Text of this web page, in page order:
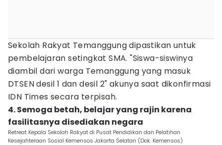
Sekolah Rakyat Temanggung dipastikan untuk
pembelajaran setingkat SMA. "Siswa-siswinya
diambil dari warga Temanggung yang masuk
DTSEN desil 1 dan desil 2" akunya saat dikonfirmasi
IDN Times secara terpisah.
4. Semoga betah, belajar yang rajin karena
fasilitasnya disediakan negara
Retreat Kepala Sekolah Rakyat di Pusat Pendidikan dan Pelatihan
Kesejahteraan Sosial Kemensos Jakarta Selatan (Dok. Kemensos)